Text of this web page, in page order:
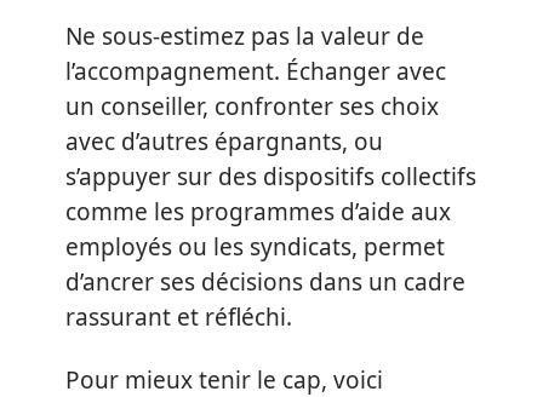
Ne sous-estimez pas la valeur de
l’accompagnement. Échanger avec
un conseiller, confronter ses choix
avec d’autres épargnants, ou
s’appuyer sur des dispositifs collectifs
comme les programmes d’aide aux
employés ou les syndicats, permet
d’ancrer ses décisions dans un cadre
rassurant et réfléchi.
Pour mieux tenir le cap, voici